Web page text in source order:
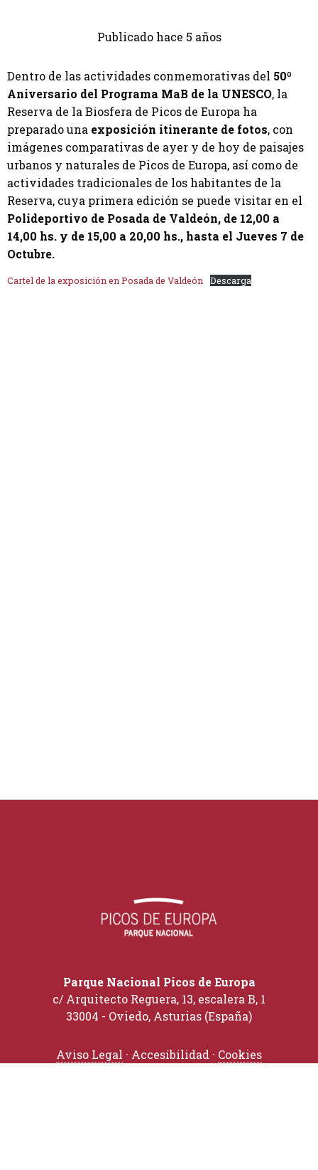
Publicado hace 5 años
Dentro de las actividades conmemorativas del 50º
Aniversario del Programa MaB de la UNESCO, la
Reserva de la Biosfera de Picos de Europa ha
preparado una exposición itinerante de fotos, con
imágenes comparativas de ayer y de hoy de paisajes
urbanos y naturales de Picos de Europa, así como de
actividades tradicionales de los habitantes de la
Reserva, cuya primera edición se puede visitar en el
Polideportivo de Posada de Valdeón, de 12,00 a
14,00 hs. y de 15,00 a 20,00 hs., hasta el Jueves 7 de
Octubre.
Cartel de la exposición en Posada de Valdeón Descarga
Parque Nacional Picos de Europa
c/ Arquitecto Reguera, 13, escalera B, 1
33004 - Oviedo, Asturias (España)
Aviso Legal · Accesibilidad · Cookies